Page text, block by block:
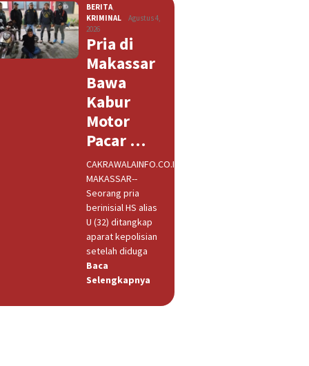
BERITA
KRIMINAL
Agustus 4,
2026
Pria di
Makassar
Bawa
Kabur
Motor
Pacar …
CAKRAWALAINFO.CO.ID,
MAKASSAR--
Seorang pria
berinisial HS alias
U (32) ditangkap
aparat kepolisian
setelah diduga
Baca
Selengkapnya